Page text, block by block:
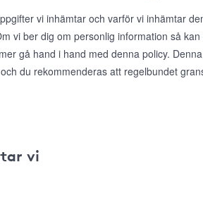
vi inhämtar och varför vi inhämtar
vi ber dig om personlig information så
gå hand i hand med denna policy.
du rekommenderas att regelbundet
vi